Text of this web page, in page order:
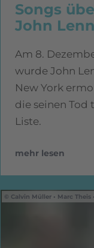
Songs
John
Am 8.
wurde John
New York
die seinen Tod
Liste.
mehr lesen
Calvin Müller • Marc Theis